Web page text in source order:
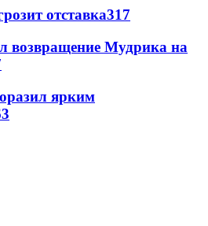
отставка317
возвращение Мудрика на
ярким